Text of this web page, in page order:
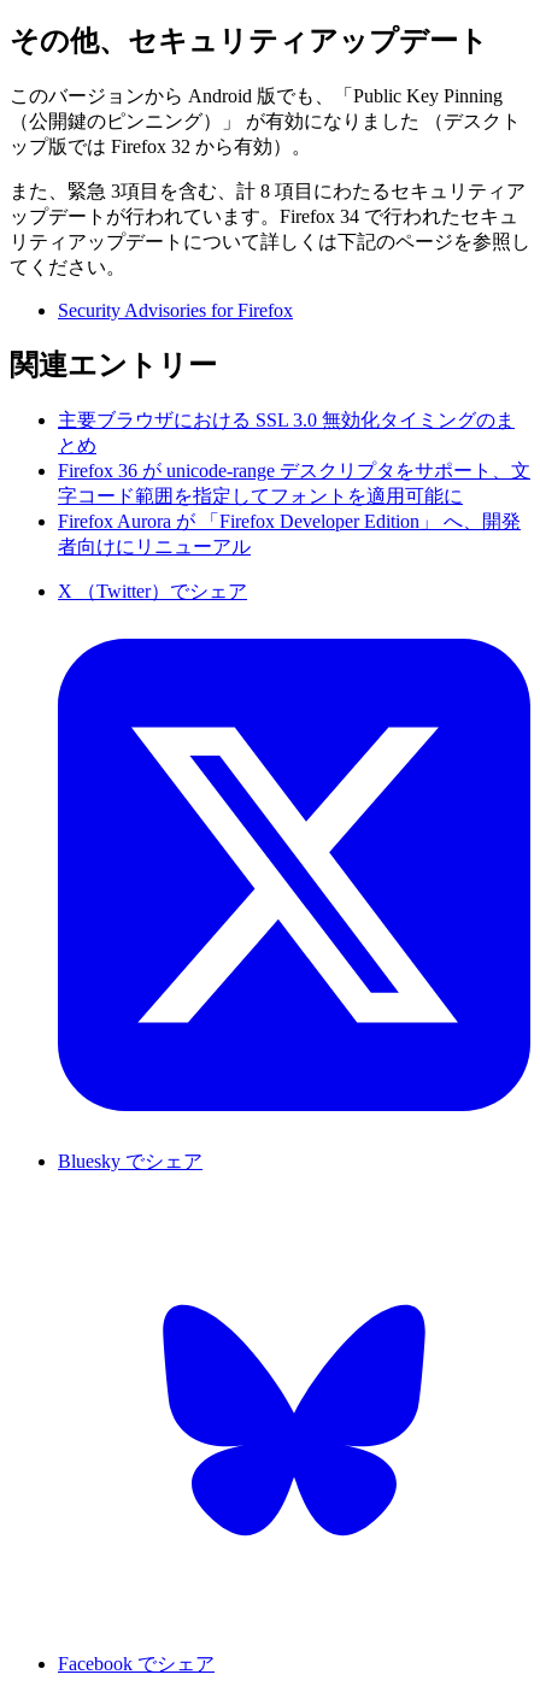
その他、セキュリティアップデート
このバージョンから Android 版でも、「Public Key Pinning
（公開鍵のピンニング）」 が有効になりました （デスクト
ップ版では Firefox 32 から有効）。
また、緊急 3項目を含む、計 8 項目にわたるセキュリティア
ップデートが行われています。Firefox 34 で行われたセキュ
リティアップデートについて詳しくは下記のページを参照し
てください。
Security Advisories for Firefox
関連エントリー
主要ブラウザにおける SSL 3.0 無効化タイミングのま
とめ
Firefox 36 が unicode-range デスクリプタをサポート、文
字コード範囲を指定してフォントを適用可能に
Firefox Aurora が 「Firefox Developer Edition」 へ、開発
者向けにリニューアル
X （Twitter）でシェア
Bluesky でシェア
Facebook でシェア